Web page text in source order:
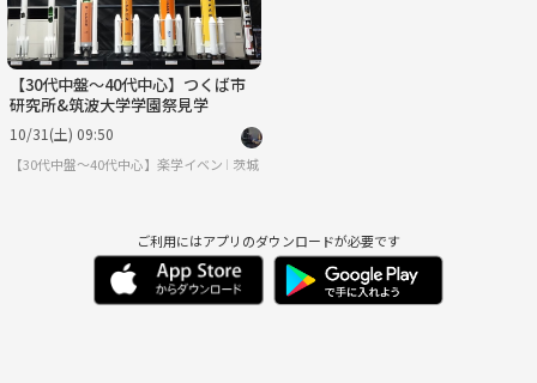
【30代中盤〜40代中心】つくば市
研究所&筑波大学学園祭見学
10/31(土) 09:50
【30代中盤〜40代中心】楽学イベント・勉強会コミュニティ
茨城
ご利用にはアプリのダウンロードが必要です